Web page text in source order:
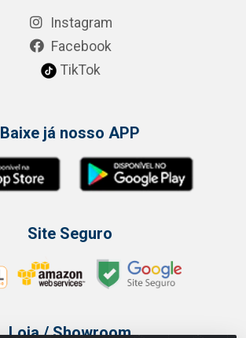
Instagram
Facebook
TikTok
Baixe já nosso APP
Site Seguro
Loja / Showroom